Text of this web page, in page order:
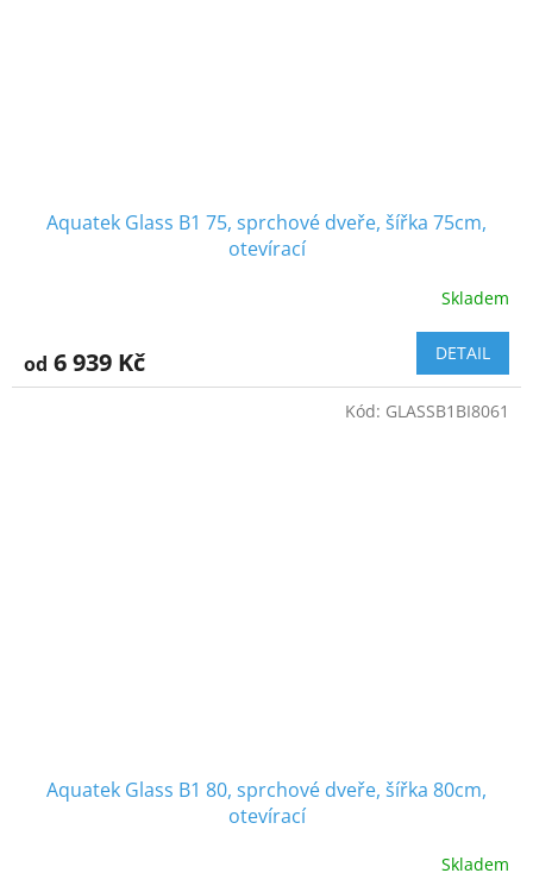
Aquatek Glass B1 75, sprchové dveře, šířka 75cm,
otevírací
Skladem
od 6 939 Kč DETAIL
Aquatek Glass B1 80, sprchové dveře, šířka 80cm,
otevírací
Skladem
Kód: GLASSB1BI8061